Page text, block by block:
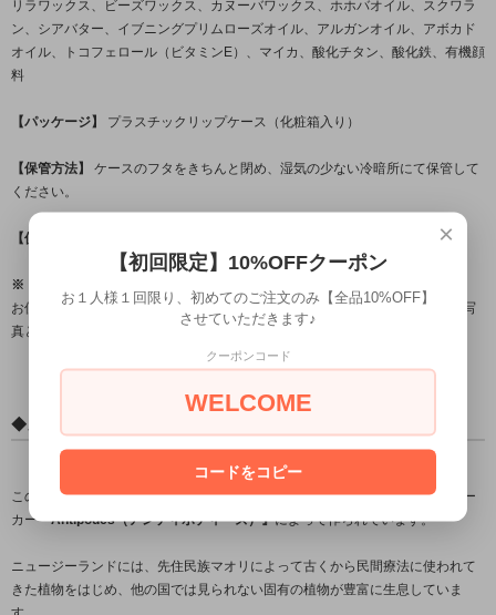
リラワックス、ビーズワックス、カヌーバワックス、ホホバオイル、スクワラ
ン、シアバター、イブニングプリムローズオイル、アルガンオイル、アボカド
オイル、トコフェロール（ビタミンE）、マイカ、酸化チタン、酸化鉄、有機顔
料
【パッケージ】 プラスチックリップケース（化粧箱入り）
【保管方法】 ケースのフタをきちんと閉め、湿気の少ない冷暗所にて保管して
ください。
【使用期限】
※ リップスティックの色について ※
お使いのモニター環境によって、色の見え方が少しずつ違ってきます。見本写
真と実物の色とは多少異なる場合がありますのでご了承ください。
◆メーカーについて
この商品は、ニュージーランド北島、首都ウェリントンにある自然化粧品メー
カー『Antipodes（アンティポディーズ）』によって作られています。
ニュージーランドには、先住民族マオリによって古くから民間療法に使われて
きた植物をはじめ、他の国では見られない固有の植物が豊富に生息していま
×
【初回限定】10%OFFクーポン
お１人様１回限り、初めてのご注文のみ【全品10%OFF】
させていただきます♪
クーポンコード
WELCOME
コードをコピー